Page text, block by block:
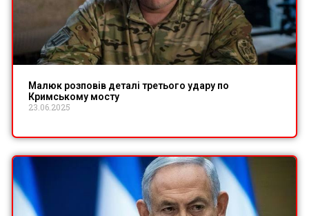
Малюк розповів деталі третього удару по
Кримському мосту
23.06.2025